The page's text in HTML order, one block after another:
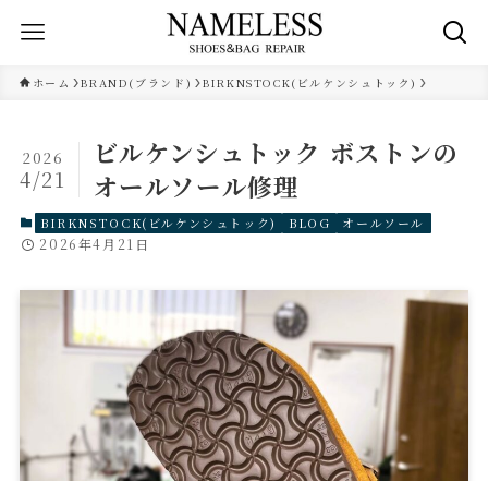
ホーム BRAND(ブランド) BIRKNSTOCK(ビルケンシュトック)
ビルケンシュトック ボストンの
オールソール修理
2026
4/21
BIRKNSTOCK(ビルケンシュトック) BLOG オールソール
2026年4月21日